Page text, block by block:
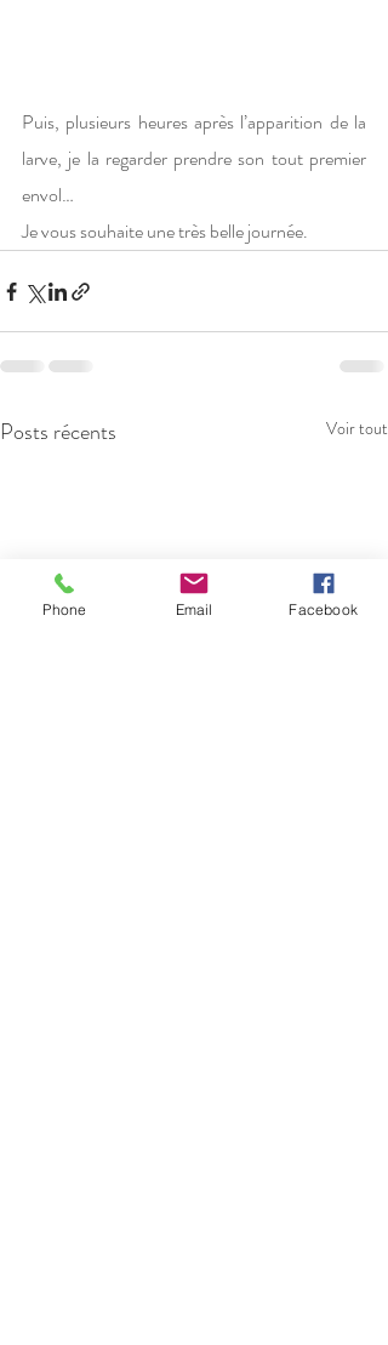
Puis, plusieurs heures après l’apparition de la
larve, je la regarder prendre son tout premier
envol…
Je vous souhaite une très belle journée.
Posts récents Voir tout
Phone Email Facebook